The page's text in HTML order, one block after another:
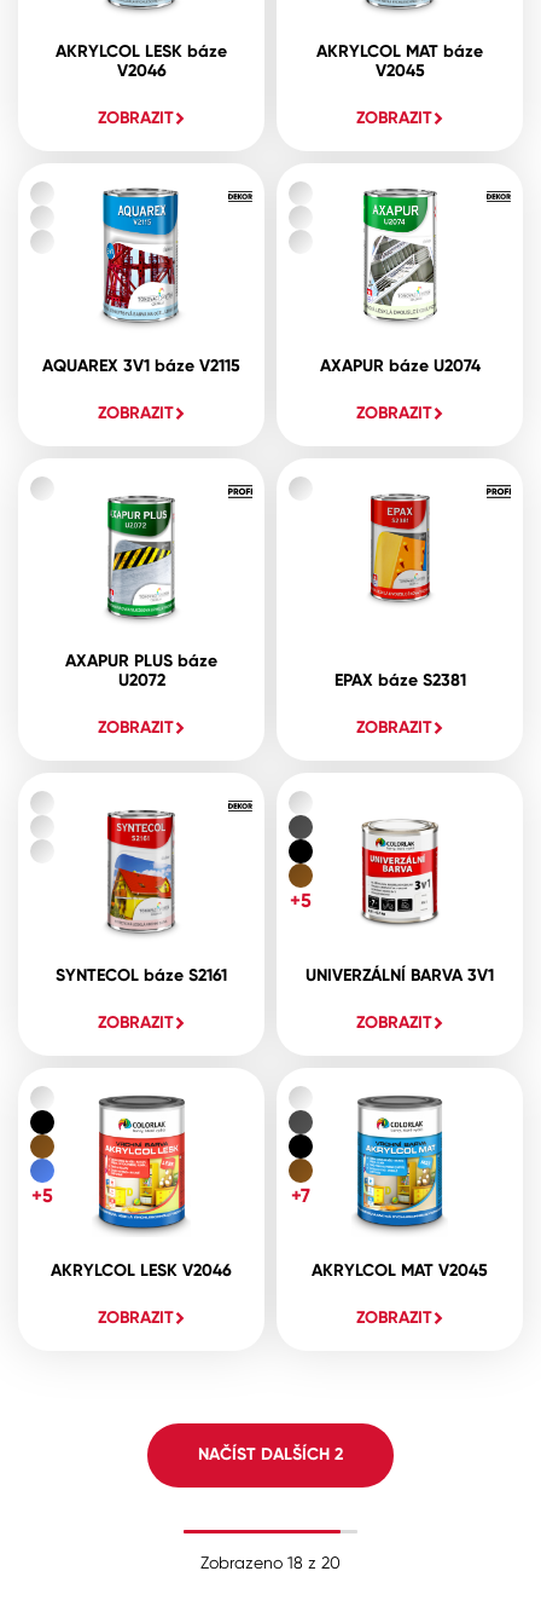
AKRYLCOL LESK báze
V2046
ZOBRAZIT
AKRYLCOL MAT báze
V2045
ZOBRAZIT
AQUAREX 3V1 báze V2115
ZOBRAZIT
AXAPUR báze U2074
ZOBRAZIT
AXAPUR PLUS báze
U2072
ZOBRAZIT
EPAX báze S2381
ZOBRAZIT
SYNTECOL báze S2161
ZOBRAZIT
UNIVERZÁLNÍ BARVA 3V1
ZOBRAZIT
+5
AKRYLCOL LESK V2046
ZOBRAZIT
+5
AKRYLCOL MAT V2045
ZOBRAZIT
+7
NAČÍST DALŠÍCH 2
Zobrazeno 18 z 20